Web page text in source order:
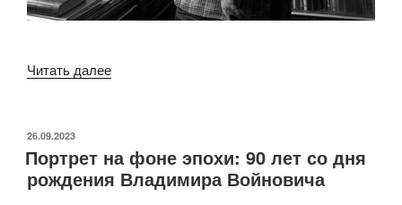
Читать далее«Лев
поэтов»
ОПУБЛИКОВАНО
26.09.2023
Портрет на фоне эпохи: 90 лет со дня
рождения Владимира Войновича